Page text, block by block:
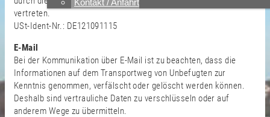
Kontakt / Anfahrt
vertreten.
USt-Ident-Nr.: DE121091115
E-Mail
Bei der Kommunikation über E-Mail ist zu beachten, dass die
Informationen auf dem Transportweg von Unbefugten zur
Kenntnis genommen, verfälscht oder gelöscht werden können.
Deshalb sind vertrauliche Daten zu verschlüsseln oder auf
anderem Wege zu übermitteln.